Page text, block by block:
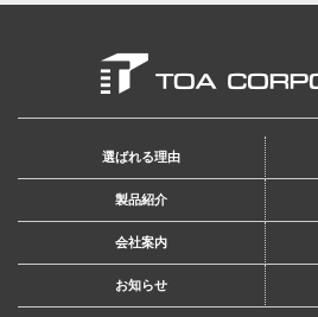
選ばれる理由
製品紹介
会社案内
お知らせ